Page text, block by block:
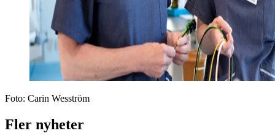
Foto: Carin Wesström
Fler nyheter